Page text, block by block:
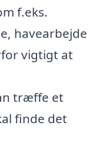
f.eks.
havearbejde
vigtigt at
træffe et
finde det